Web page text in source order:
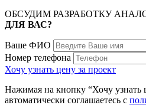
ОБСУДИМ РАЗРАБОТКУ
ДЛЯ ВАС?
Ваше ФИО
Номер телефона
Хочу узнать цену за проект
Нажимая на кнопку “Хочу узнать
автоматически соглашаетесь с